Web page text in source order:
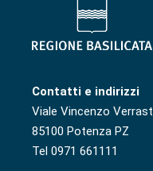
Contatti e indirizzi
Viale Vincenzo
85100 Potenza PZ
Tel 0971 661111